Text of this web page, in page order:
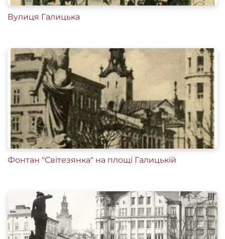
Вулиця Галицька
Фонтан "Світезянка" на площі Галицькій